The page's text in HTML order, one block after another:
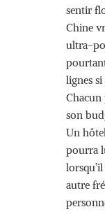
sentir
Chine
ultra-
lignes si
Chacun
son
Un
pourra
autre